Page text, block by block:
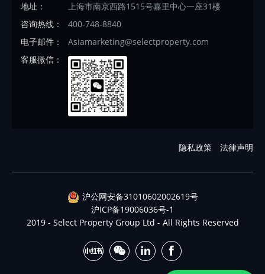
地址：
上海市南京西路1515号嘉里中心一座31楼
咨询热线：
400-748-8840
电子邮件：
Asiamarketing@selectproperty.com
客服微信：
隐私政策 法律声明
沪公网安备31010602002619号
沪ICP备19006036号-1
2019 - Select Property Group Ltd - All Rights Reserved